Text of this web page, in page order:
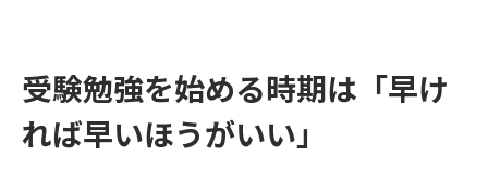
受験勉強を始める時期は「早け
れば早いほうがいい」